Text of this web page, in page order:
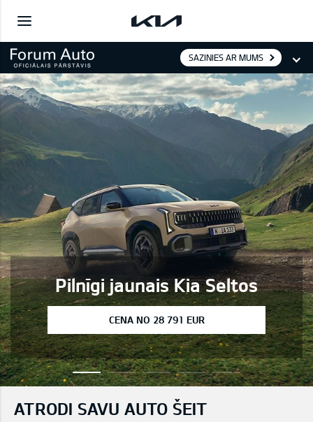
SAZINIES AR MUMS
Pilnīgi jaunais Kia Seltos
CENA NO 28 791 EUR
ATRODI SAVU AUTO ŠEIT